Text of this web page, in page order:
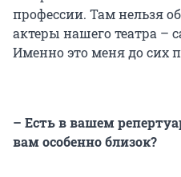
профессии. Там нельзя
актеры нашего театра –
Именно это меня до сих
– Есть в вашем
вам особенно близок?